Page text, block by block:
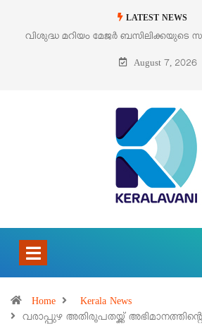
LATEST NEWS
തിരുനാൾ
‘പെറ്റൽസ്’ ലൈഫ്
August 7, 2026
Home
Kerala News
വരാപ്പുഴ അതിരൂപതയ്ക്ക്